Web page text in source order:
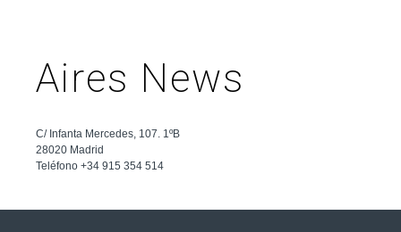
Aires News
C/ Infanta Mercedes, 107. 1ºB
28020 Madrid
Teléfono +34 915 354 514